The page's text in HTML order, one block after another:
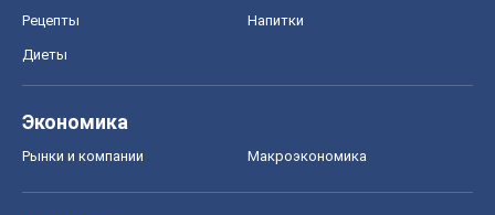
Рецепты Напитки
Диеты
Экономика
Рынки и компании Mакроэкономика